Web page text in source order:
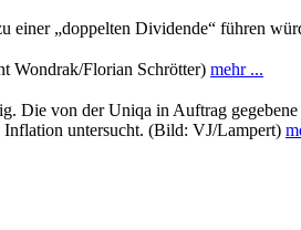
einer „doppelten Dividende“ führen
Wondrak/Florian Schrötter) mehr ...
Die von der Uniqa in Auftrag
Inflation untersucht. (Bild: VJ/Lampert)